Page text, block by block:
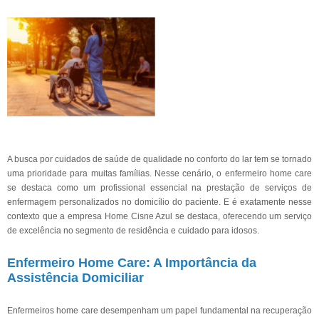
A busca por cuidados de saúde de qualidade no conforto do lar tem se tornado
uma prioridade para muitas famílias. Nesse cenário, o enfermeiro home care
se destaca como um profissional essencial na prestação de serviços de
enfermagem personalizados no domicílio do paciente. E é exatamente nesse
contexto que a empresa Home Cisne Azul se destaca, oferecendo um serviço
de excelência no segmento de residência e cuidado para idosos.
Enfermeiro Home Care: A Importância da
Assistência Domiciliar
Enfermeiros home care desempenham um papel fundamental na recuperação